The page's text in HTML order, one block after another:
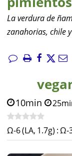
La verdura de
zanahorias, chile
10min
Ω-6 (LA, 1.7g) :Ω-